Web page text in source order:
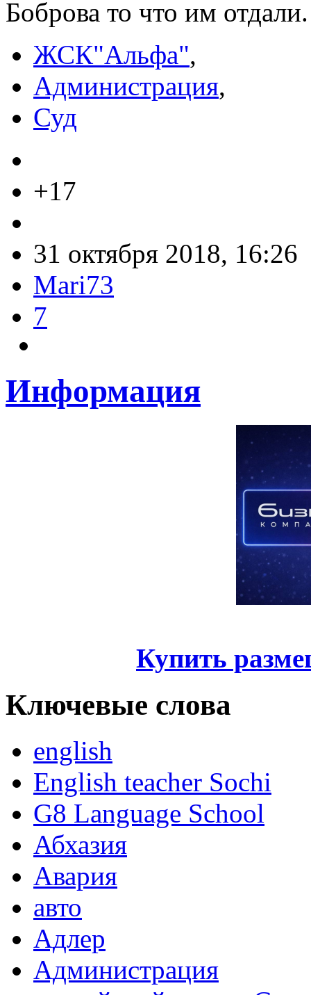
Боброва то что им отдали.
ЖСК"Альфа",
Администрация,
Суд
+17
31 октября 2018, 16:26
Mari73
7
Информация
Купить
Ключевые слова
english
English teacher Sochi
G8 Language School
Абхазия
Авария
авто
Адлер
Администрация